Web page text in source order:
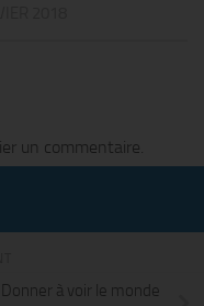
un commentaire.
à voir le monde